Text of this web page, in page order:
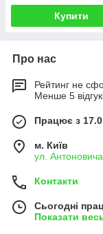
Купити
Про нас
Рейтинг не
Менше 5
Працює з
м. Київ
ул.
Контакти
Сьогодні
Показати